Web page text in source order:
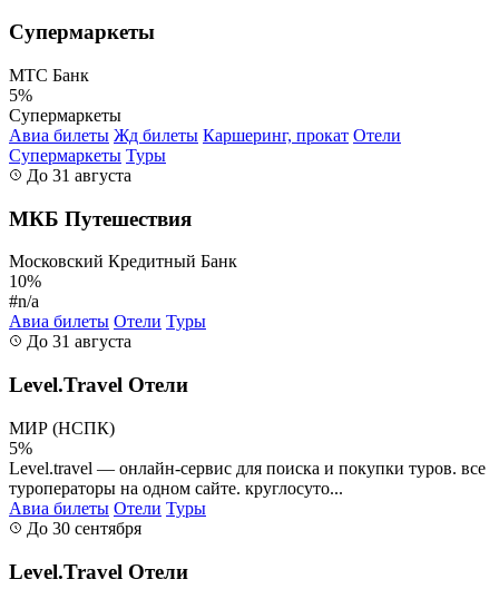
Супермаркеты
МТС Банк
5%
Супермаркеты
Авиа билеты Жд билеты Каршеринг, прокат Отели
Супермаркеты Туры
До 31 августа
МКБ Путешествия
Московский Кредитный Банк
10%
#n/a
Авиа билеты Отели Туры
До 31 августа
Level.Travel Отели
МИР (НСПК)
5%
Level.travel — онлайн-сервис для поиска и покупки туров. все
туроператоры на одном сайте. круглосуто...
Авиа билеты Отели Туры
До 30 сентября
Level.Travel Отели